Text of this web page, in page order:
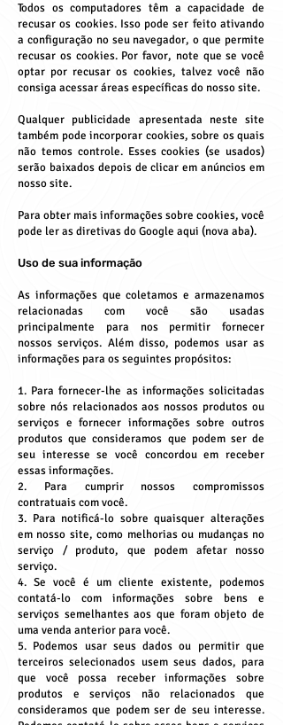
Todos os computadores têm a capacidade de
recusar os cookies. Isso pode ser feito ativando
a configuração no seu navegador, o que permite
recusar os cookies. Por favor, note que se você
optar por recusar os cookies, talvez você não
consiga acessar áreas específicas do nosso site.
Qualquer publicidade apresentada neste site
também pode incorporar cookies, sobre os quais
não temos controle. Esses cookies (se usados)
serão baixados depois de clicar em anúncios em
nosso site.
Para obter mais informações sobre cookies, você
pode ler as diretivas do Google aqui (nova aba).
Uso de sua informação
As informações que coletamos e armazenamos
relacionadas com você são usadas
principalmente para nos permitir fornecer
nossos serviços. Além disso, podemos usar as
informações para os seguintes propósitos:
1. Para fornecer-lhe as informações solicitadas
sobre nós relacionados aos nossos produtos ou
serviços e fornecer informações sobre outros
produtos que consideramos que podem ser de
seu interesse se você concordou em receber
essas informações.
2. Para cumprir nossos compromissos
contratuais com você.
3. Para notificá-lo sobre quaisquer alterações
em nosso site, como melhorias ou mudanças no
serviço / produto, que podem afetar nosso
serviço.
4. Se você é um cliente existente, podemos
contatá-lo com informações sobre bens e
serviços semelhantes aos que foram objeto de
uma venda anterior para você.
5. Podemos usar seus dados ou permitir que
terceiros selecionados usem seus dados, para
que você possa receber informações sobre
produtos e serviços não relacionados que
consideramos que podem ser de seu interesse.